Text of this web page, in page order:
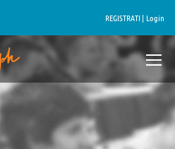
REGISTRATI | Login